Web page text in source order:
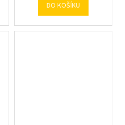
DO KOŠÍKU